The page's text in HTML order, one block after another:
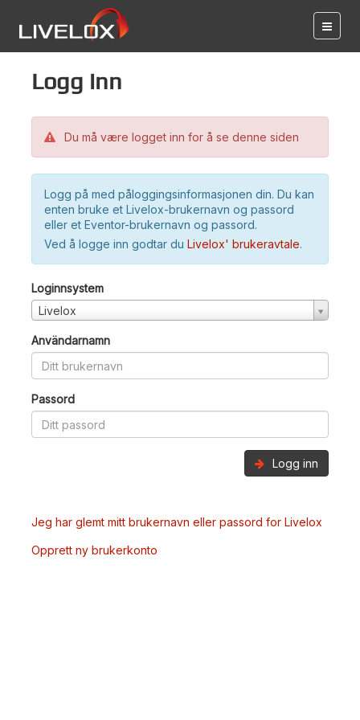
Logg inn
Du må være logget inn for å se denne siden
Logg på med påloggingsinformasjonen din. Du kan
enten bruke et Livelox-brukernavn og passord
eller et Eventor-brukernavn og passord.
Ved å logge inn godtar du Livelox' brukeravtale.
Loginnsystem
Livelox
Användarnamn
Passord
Logg inn
Jeg har glemt mitt brukernavn eller passord for Livelox
Opprett ny brukerkonto